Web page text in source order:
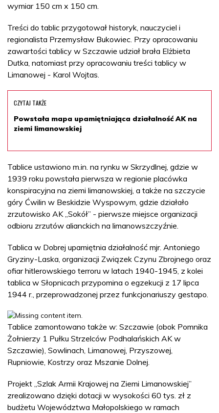
wymiar 150 cm x 150 cm.
Treści do tablic przygotował historyk, nauczyciel i
regionalista Przemysław Bukowiec. Przy opracowaniu
zawartości tablicy w Szczawie udział brała Elżbieta
Dutka, natomiast przy opracowaniu treści tablicy w
Limanowej - Karol Wojtas.
CZYTAJ TAKŻE
Powstała mapa upamiętniająca działalność AK na
ziemi limanowskiej
Tablice ustawiono m.in. na rynku w Skrzydlnej, gdzie w
1939 roku powstała pierwsza w regionie placówka
konspiracyjna na ziemi limanowskiej, a także na szczycie
góry Ćwilin w Beskidzie Wyspowym, gdzie działało
zrzutowisko AK „Sokół” - pierwsze miejsce organizacji
odbioru zrzutów alianckich na limanowszczyźnie.
Tablica w Dobrej upamiętnia działalność mjr. Antoniego
Gryziny-Laska, organizacji Związek Czynu Zbrojnego oraz
ofiar hitlerowskiego terroru w latach 1940-1945, z kolei
tablica w Słopnicach przypomina o egzekucji z 17 lipca
1944 r., przeprowadzonej przez funkcjonariuszy gestapo.
Tablice zamontowano także w: Szczawie (obok Pomnika
Żołnierzy 1 Pułku Strzelców Podhalańskich AK w
Szczawie), Sowlinach, Limanowej, Przyszowej,
Rupniowie, Kostrzy oraz Mszanie Dolnej.
Projekt „Szlak Armii Krajowej na Ziemi Limanowskiej”
zrealizowano dzięki dotacji w wysokości 60 tys. zł z
budżetu Województwa Małopolskiego w ramach